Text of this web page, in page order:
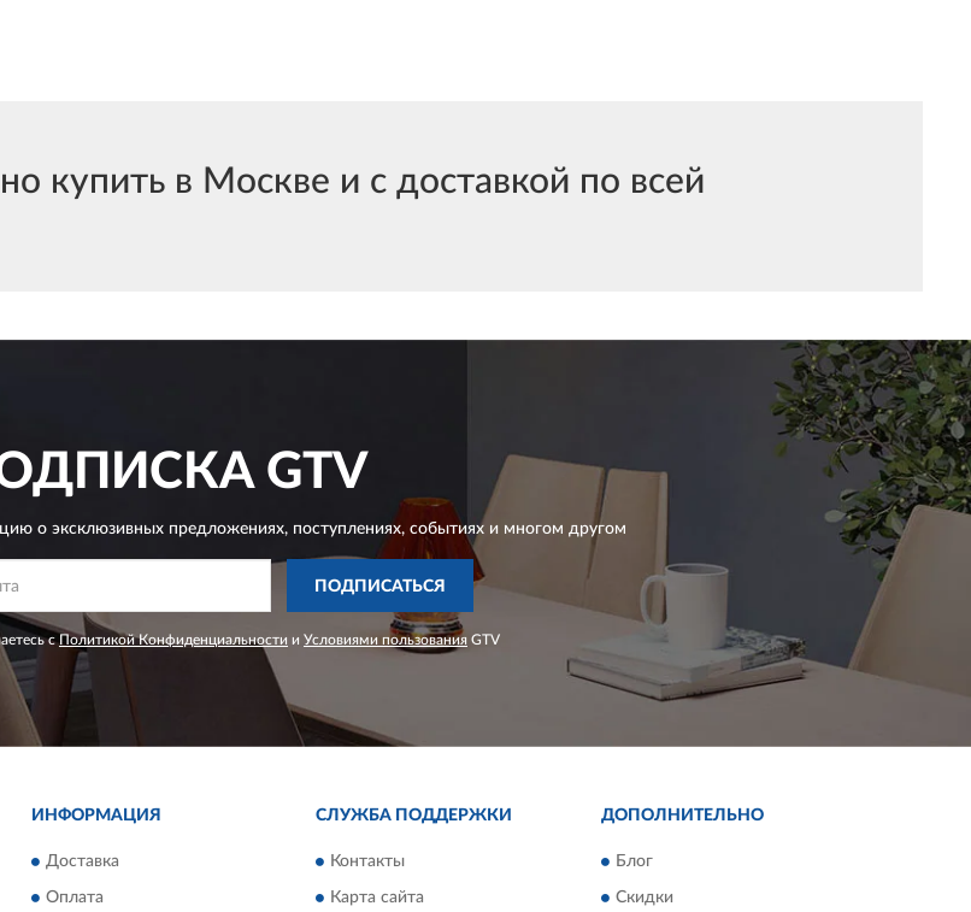
купить в Москве и с доставкой по всей
GTV
о эксклюзивных предложениях,поступлениях, событиях и многом другом
ПОДПИСАТЬСЯ
сПолитикой Конфиденциальности и Условиями пользования GTV
ИНФОРМАЦИЯ
Доставка
Оплата
СЛУЖБА ПОДДЕРЖКИ
Контакты
Карта сайта
ДОПОЛНИТЕЛЬНО
Блог
Скидки